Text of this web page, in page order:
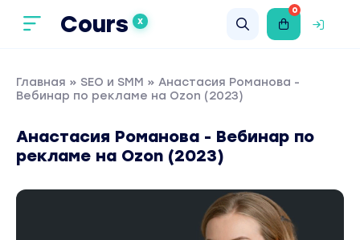
Cours X
0
Главная » SEO и SMM » Анастасия Романова -
Вебинар по рекламе на Ozon (2023)
Анастасия Романова - Вебинар по
рекламе на Ozon (2023)